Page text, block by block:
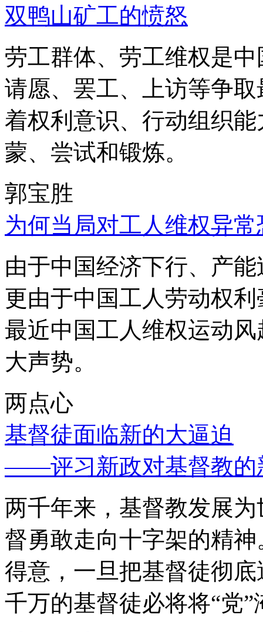
双鸭山矿工的愤怒
劳工群体、劳工维权是
请愿、罢工、上访等争
着权利意识、行动组织
蒙、尝试和锻炼。
郭宝胜
为何当局对工人维权异
由于中国经济下行、产
更由于中国工人劳动权
最近中国工人维权运动
大声势。
两点心
基督徒面临新的大逼迫
——评习新政对基督教的
两千年来，基督教发展
督勇敢走向十字架的精
得意，一旦把基督徒彻
千万的基督徒必将将“党”